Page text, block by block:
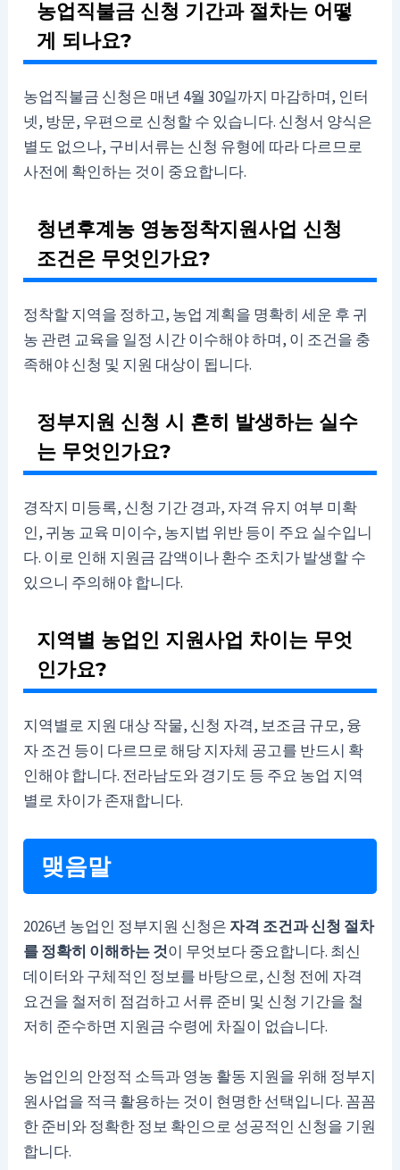
농업직불금 신청 기간과 절차는 어떻
게 되나요?
농업직불금 신청은 매년 4월 30일까지 마감하며, 인터
넷, 방문, 우편으로 신청할 수 있습니다. 신청서 양식은
별도 없으나, 구비서류는 신청 유형에 따라 다르므로
사전에 확인하는 것이 중요합니다.
청년후계농 영농정착지원사업 신청
조건은 무엇인가요?
정착할 지역을 정하고, 농업 계획을 명확히 세운 후 귀
농 관련 교육을 일정 시간 이수해야 하며, 이 조건을 충
족해야 신청 및 지원 대상이 됩니다.
정부지원 신청 시 흔히 발생하는 실수
는 무엇인가요?
경작지 미등록, 신청 기간 경과, 자격 유지 여부 미확
인, 귀농 교육 미이수, 농지법 위반 등이 주요 실수입니
다. 이로 인해 지원금 감액이나 환수 조치가 발생할 수
있으니 주의해야 합니다.
지역별 농업인 지원사업 차이는 무엇
인가요?
지역별로 지원 대상 작물, 신청 자격, 보조금 규모, 융
자 조건 등이 다르므로 해당 지자체 공고를 반드시 확
인해야 합니다. 전라남도와 경기도 등 주요 농업 지역
별로 차이가 존재합니다.
맺음말
2026년 농업인 정부지원 신청은 자격 조건과 신청 절차
를 정확히 이해하는 것이 무엇보다 중요합니다. 최신
데이터와 구체적인 정보를 바탕으로, 신청 전에 자격
요건을 철저히 점검하고 서류 준비 및 신청 기간을 철
저히 준수하면 지원금 수령에 차질이 없습니다.
농업인의 안정적 소득과 영농 활동 지원을 위해 정부지
원사업을 적극 활용하는 것이 현명한 선택입니다. 꼼꼼
한 준비와 정확한 정보 확인으로 성공적인 신청을 기원
합니다.